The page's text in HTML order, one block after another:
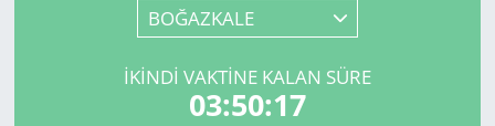
BOĞAZKALE
İKINDI VAKTINE KALAN SÜRE
03:50:17